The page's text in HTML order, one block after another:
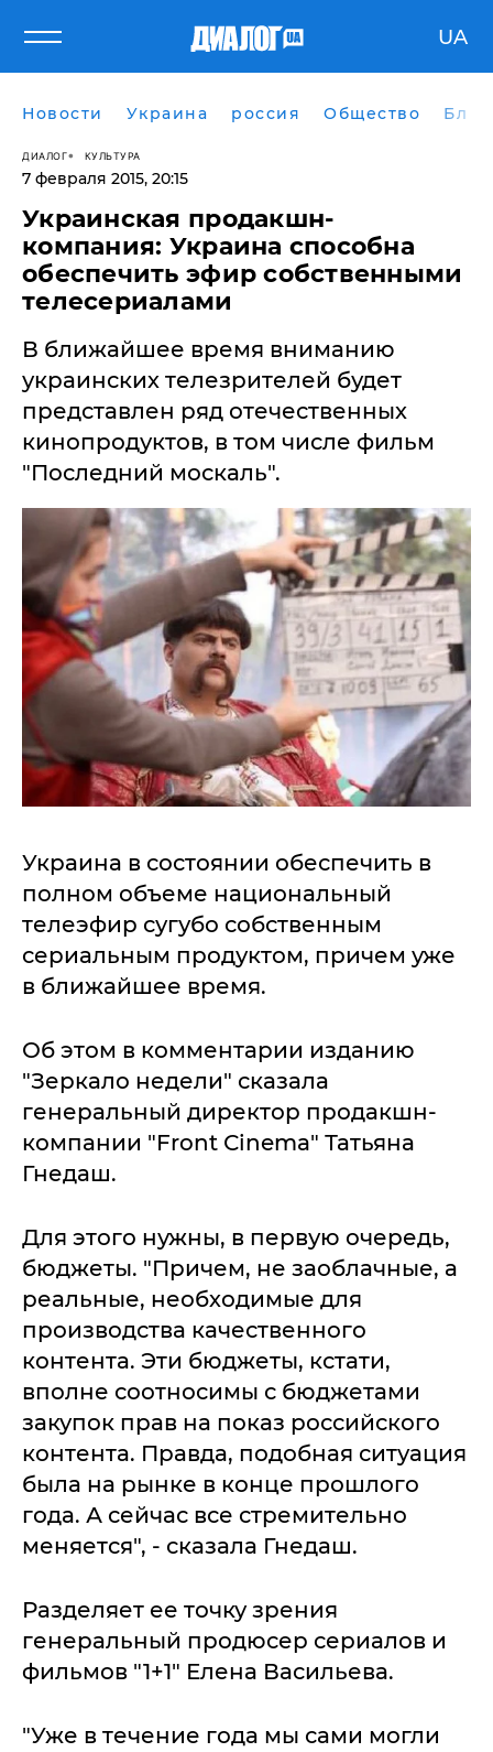
UA
Новости Украина россия Общество
ДИАЛОГ КУЛЬТУРА
7 февраля 2015, 20:15
Украинская продакшн-
компания: Украина способна
обеспечить эфир собственными
телесериалами
В ближайшее время вниманию
украинских телезрителей будет
представлен ряд отечественных
кинопродуктов, в том числе фильм
"Последний москаль".
Украина в состоянии обеспечить в
полном объеме национальный
телеэфир сугубо собственным
сериальным продуктом, причем уже
в ближайшее время.
Об этом в комментарии изданию
"Зеркало недели" сказала
генеральный директор продакшн-
компании "Front Сinema" Татьяна
Гнедаш.
Для этого нужны, в первую очередь,
бюджеты. "Причем, не заоблачные, а
реальные, необходимые для
производства качественного
контента. Эти бюджеты, кстати,
вполне соотносимы с бюджетами
закупок прав на показ российского
контента. Правда, подобная ситуация
была на рынке в конце прошлого
года. А сейчас все стремительно
меняется", - сказала Гнедаш.
Разделяет ее точку зрения
генеральный продюсер сериалов и
фильмов "1+1" Елена Васильева.
"Уже в течение года мы сами могли